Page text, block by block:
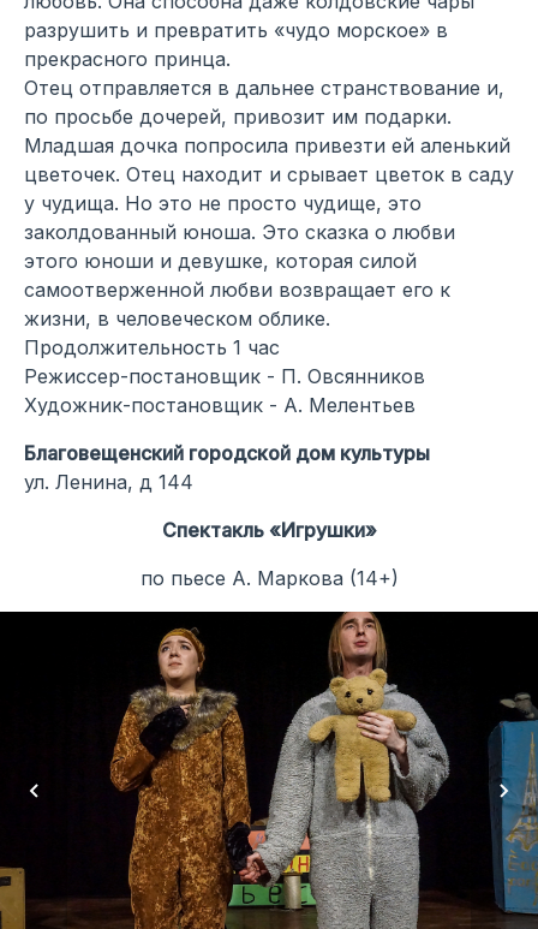
разрушить и превратить «чудо морское» в
прекрасного принца.
Отец отправляется в дальнее странствование и,
по просьбе дочерей, привозит им подарки.
Младшая дочка попросила привезти ей аленький
цветочек. Отец находит и срывает цветок в саду
у чудища. Но это не просто чудище, это
заколдованный юноша. Это сказка о любви
этого юноши и девушке, которая силой
самоотверженной любви возвращает его к
жизни, в человеческом облике.
Продолжительность 1 час
Режиссер-постановщик - П. Овсянников
Художник-постановщик - А. Мелентьев
Благовещенский городской дом культуры
ул. Ленина, д 144
Спектакль «Игрушки»
по пьесе А. Маркова (14+)